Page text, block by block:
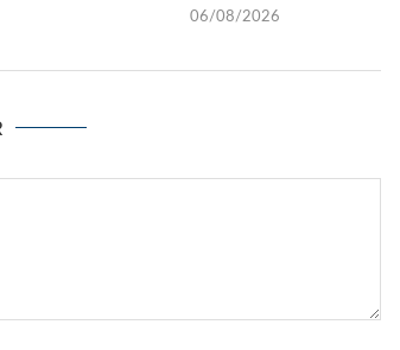
06/08/2026